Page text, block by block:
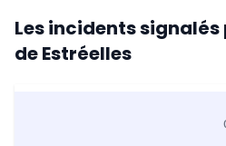
Les incidents
de Estréelles